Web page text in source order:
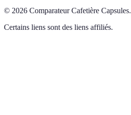
© 2026 Comparateur Cafetière Capsules.
Certains liens sont des liens affiliés.